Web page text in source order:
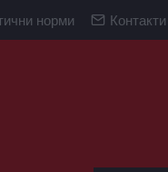
норми Контакти